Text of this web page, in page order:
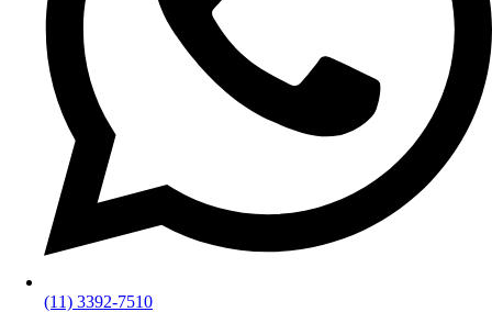
(11) 3392-7510